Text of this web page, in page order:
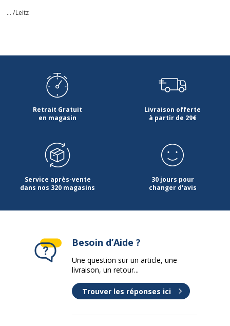
... /Leitz
Retrait Gratuit
en magasin
Livraison offerte
à partir de 29€
Service après-vente
dans nos 320 magasins
30 jours pour
changer d'avis
Besoin d’Aide ?
Une question sur un article, une
livraison, un retour...
Trouver les réponses ici